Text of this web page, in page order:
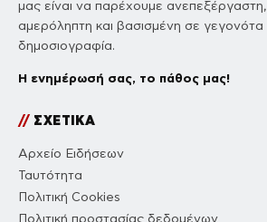
μας είναι να παρέχουμε ανεπεξέργαστη,
αμερόληπτη και βασισμένη σε γεγονότα
δημοσιογραφία.
Η ενημέρωσή σας, το πάθος μας!
//ΣΧΕΤΙΚΑ
Αρχείο Ειδήσεων
Ταυτότητα
Πολιτική Cookies
Πολιτική προστασίας δεδομένων